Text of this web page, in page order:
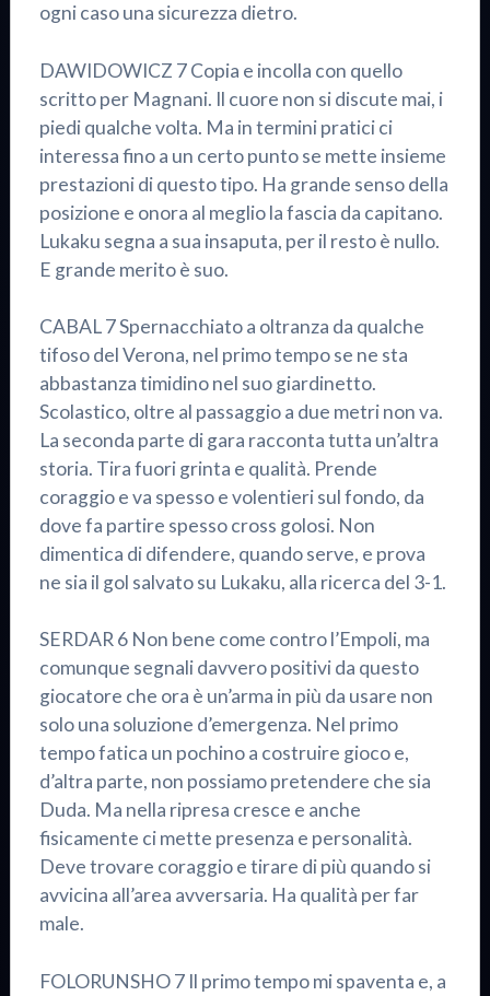
ogni caso una sicurezza dietro.
DAWIDOWICZ 7 Copia e incolla con quello
scritto per Magnani. Il cuore non si discute mai, i
piedi qualche volta. Ma in termini pratici ci
interessa fino a un certo punto se mette insieme
prestazioni di questo tipo. Ha grande senso della
posizione e onora al meglio la fascia da capitano.
Lukaku segna a sua insaputa, per il resto è nullo.
E grande merito è suo.
CABAL 7 Spernacchiato a oltranza da qualche
tifoso del Verona, nel primo tempo se ne sta
abbastanza timidino nel suo giardinetto.
Scolastico, oltre al passaggio a due metri non va.
La seconda parte di gara racconta tutta un’altra
storia. Tira fuori grinta e qualità. Prende
coraggio e va spesso e volentieri sul fondo, da
dove fa partire spesso cross golosi. Non
dimentica di difendere, quando serve, e prova
ne sia il gol salvato su Lukaku, alla ricerca del 3-1.
SERDAR 6 Non bene come contro l’Empoli, ma
comunque segnali davvero positivi da questo
giocatore che ora è un’arma in più da usare non
solo una soluzione d’emergenza. Nel primo
tempo fatica un pochino a costruire gioco e,
d’altra parte, non possiamo pretendere che sia
Duda. Ma nella ripresa cresce e anche
fisicamente ci mette presenza e personalità.
Deve trovare coraggio e tirare di più quando si
avvicina all’area avversaria. Ha qualità per far
male.
FOLORUNSHO 7 Il primo tempo mi spaventa e, a